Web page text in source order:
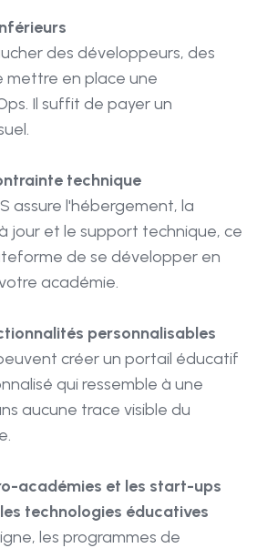
des développeurs, des
mettre en place une
Il suffit de payer un
technique
assure l'hébergement, la
jour et le support technique, ce
de se développer en
académie.
personnalisables
créer un portail éducatif
qui ressemble à une
aucune trace visible du
académies et les start-ups
technologies éducatives
les programmes de